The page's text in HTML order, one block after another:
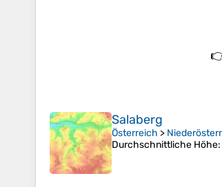
Salaberg
Österreich >
Durchschnittliche Höhe